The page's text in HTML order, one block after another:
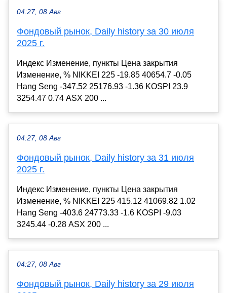
04:27, 08 Авг
Фондовый рынок, Daily history за 30 июля
2025 г.
Индекс Изменение, пункты Цена закрытия
Изменение, % NIKKEI 225 -19.85 40654.7 -0.05
Hang Seng -347.52 25176.93 -1.36 KOSPI 23.9
3254.47 0.74 ASX 200 ...
04:27, 08 Авг
Фондовый рынок, Daily history за 31 июля
2025 г.
Индекс Изменение, пункты Цена закрытия
Изменение, % NIKKEI 225 415.12 41069.82 1.02
Hang Seng -403.6 24773.33 -1.6 KOSPI -9.03
3245.44 -0.28 ASX 200 ...
04:27, 08 Авг
Фондовый рынок, Daily history за 29 июля